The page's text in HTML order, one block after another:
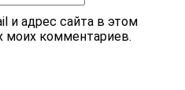
и адрес сайта в этом
моих комментариев.